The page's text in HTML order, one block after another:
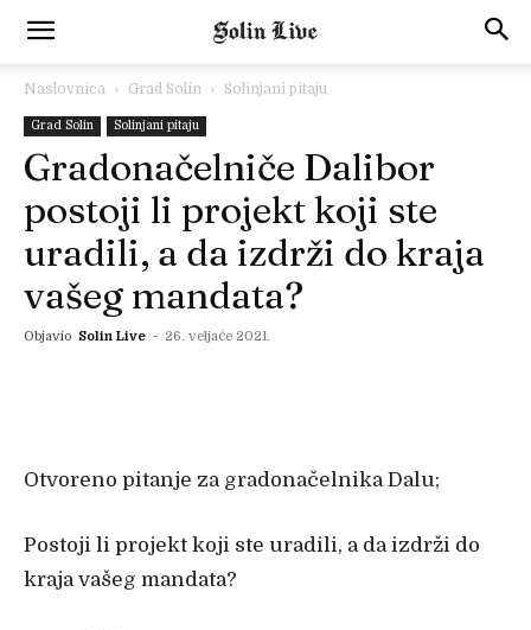
Naslovnica Grad Solin Solinjani pitaju
Grad Solin Solinjani pitaju
Gradonačelniče Dalibor
postoji li projekt koji ste
uradili, a da izdrži do kraja
vašeg mandata?
Objavio Solin Live - 26. veljače 2021.
Otvoreno pitanje za gradonačelnika Dalu;
Postoji li projekt koji ste uradili, a da izdrži do
kraja vašeg mandata?